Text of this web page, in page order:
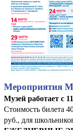
Мероприятия
Музей работает с
Стоимость билета
руб., для